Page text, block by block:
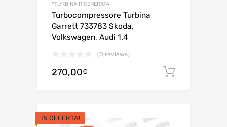
*TURBINA RIGENERATA
Turbocompressore Turbina
Garrett 733783 Skoda,
Volkswagen, Audi 1.4
(0 reviews)
270,00€
IN OFFERTA!